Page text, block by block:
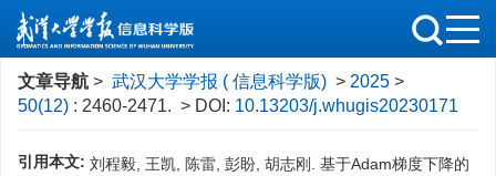
文章导航 > 武汉大学学报 ( 信息科学版) > 2025 >
50(12) : 2460-2471. > DOI: 10.13203/j.whugis20230171
引用本文: 刘程毅, 王凯, 陈雷, 彭盼, 胡志刚. 基于Adam梯度下降的